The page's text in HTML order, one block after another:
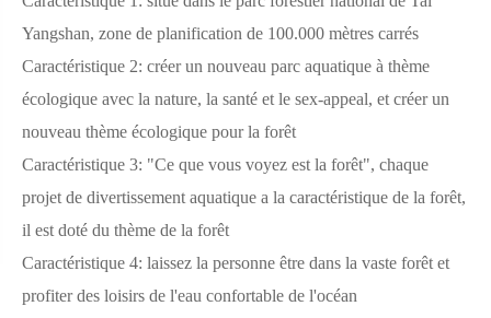
Yangshan, zone de planification de 100.000 mètres carrés
Caractéristique 2: créer un nouveau parc aquatique à thème
écologique avec la nature, la santé et le sex-appeal, et créer un
nouveau thème écologique pour la forêt
Caractéristique 3: "Ce que vous voyez est la forêt", chaque
projet de divertissement aquatique a la caractéristique de la forêt,
il est doté du thème de la forêt
Caractéristique 4: laissez la personne être dans la vaste forêt et
profiter des loisirs de l'eau confortable de l'océan